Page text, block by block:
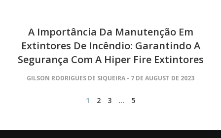
A Importância Da Manutenção Em
Extintores De Incêndio: Garantindo A
Segurança Com A Hiper Fire Extintores
GILSON RODRIGUES DE SIQUEIRA 7 DE AUGUST DE 2023
1 2 3 … 5